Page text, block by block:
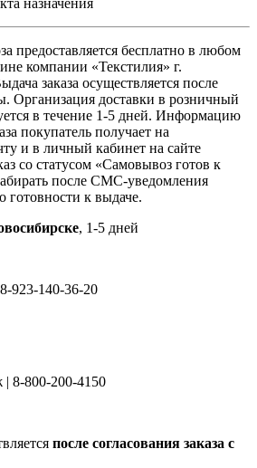
предоставляется бесплатно в любом
компании «Текстилия» г.
заказа осуществляется после
Организация доставки в розничный
в течение 1-5 дней. Информацию
покупатель получает на
и в личный кабинет на сайте
со статусом «Самовывоз готов к
после СМС-уведомления
готовности к выдаче.
, 1-5 дней
923-140-36-20
| 8-800-200-4150
после согласования заказа с